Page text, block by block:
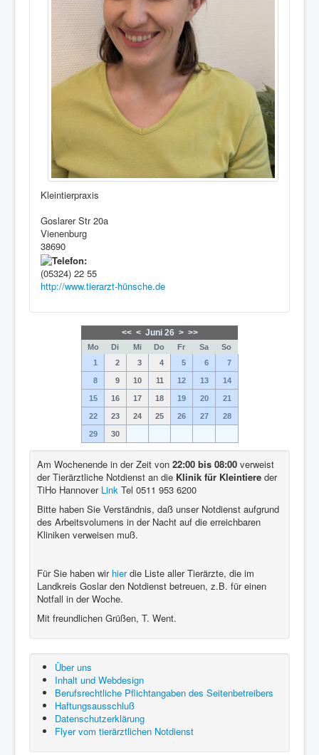
Kleintierpraxis
Goslarer Str 20a
Vienenburg
38690
(05324) 22 55
http://www.tierarzt-hünsche.de
<< < Juni 26 > >>
Mo Di Mi Do Fr Sa
So
1
2 3 4 5 6 7
8 9 10 11 12 13 14
15 16 17 18 19 20 21
22 23 24 25 26 27 28
29 30
Am Wochenende in der Zeit von 22:00 bis 08:00 verweist
der Tierärztliche Notdienst an die Klinik für Kleintiere der
TiHo Hannover Link Tel 0511 953 6200
Bitte haben Sie Verständnis, daß unser Notdienst aufgrund
des Arbeitsvolumens in der Nacht auf die erreichbaren
Kliniken verweisen muß.
Für Sie haben wir hierdie Liste aller Tierärzte, die im
Landkreis Goslar den Notdienst betreuen, z.B. für einen
Notfall in der Woche.
Mit freundlichen Grüßen, T. Went.
Über uns
Inhalt und Webdesign
Berufsrechtliche Pflichtangaben des Seitenbetreibers
Haftungsausschluß
Datenschutzerklärung
Flyer vom tierärztlichen Notdienst